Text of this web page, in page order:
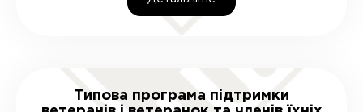
Типова програма підтримки